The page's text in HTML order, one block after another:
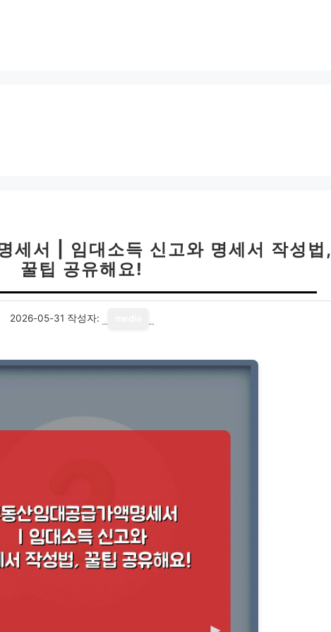
세서 | 임대소득 신고와 명세서 작성법,
꿀팁 공유해요!
2026-05-31 작성자: